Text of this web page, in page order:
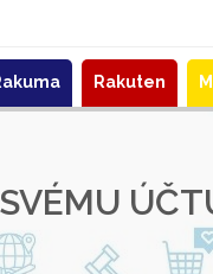
Rakuten